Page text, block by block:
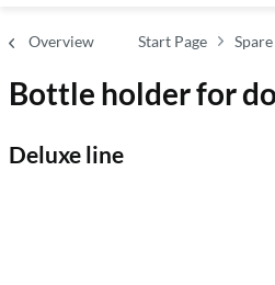
Overview Start Page
Bottle holder for
Deluxe line